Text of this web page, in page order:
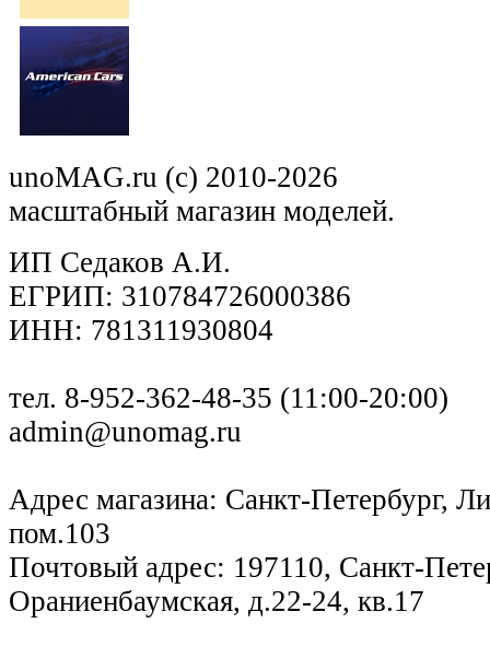
unoMAG.ru (c) 2010-2026
масштабный магазин моделей.
ИП Седаков А.И.
ЕГРИП: 310784726000386
ИНН: 781311930804
тел. 8-952-362-48-35 (11:00-20:00)
admin@unomag.ru
Адрес магазина: Санкт-Петербург,
пом.103
Почтовый адрес: 197110, Санкт-
Ораниенбаумская, д.22-24, кв.17